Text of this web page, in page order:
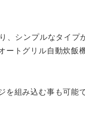
シンプルなタイプ
トグリル自動炊飯
組み込む事も可能で